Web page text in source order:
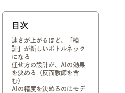
目次
速さが上がるほど、「検
証」が新しいボトルネック
になる
任せ方の設計が、AIの効果
を決める（反面教師を含
む）
AIの精度を決めるのはモデ